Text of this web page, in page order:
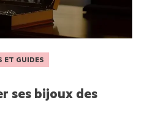
ET GUIDES
ses bijoux des